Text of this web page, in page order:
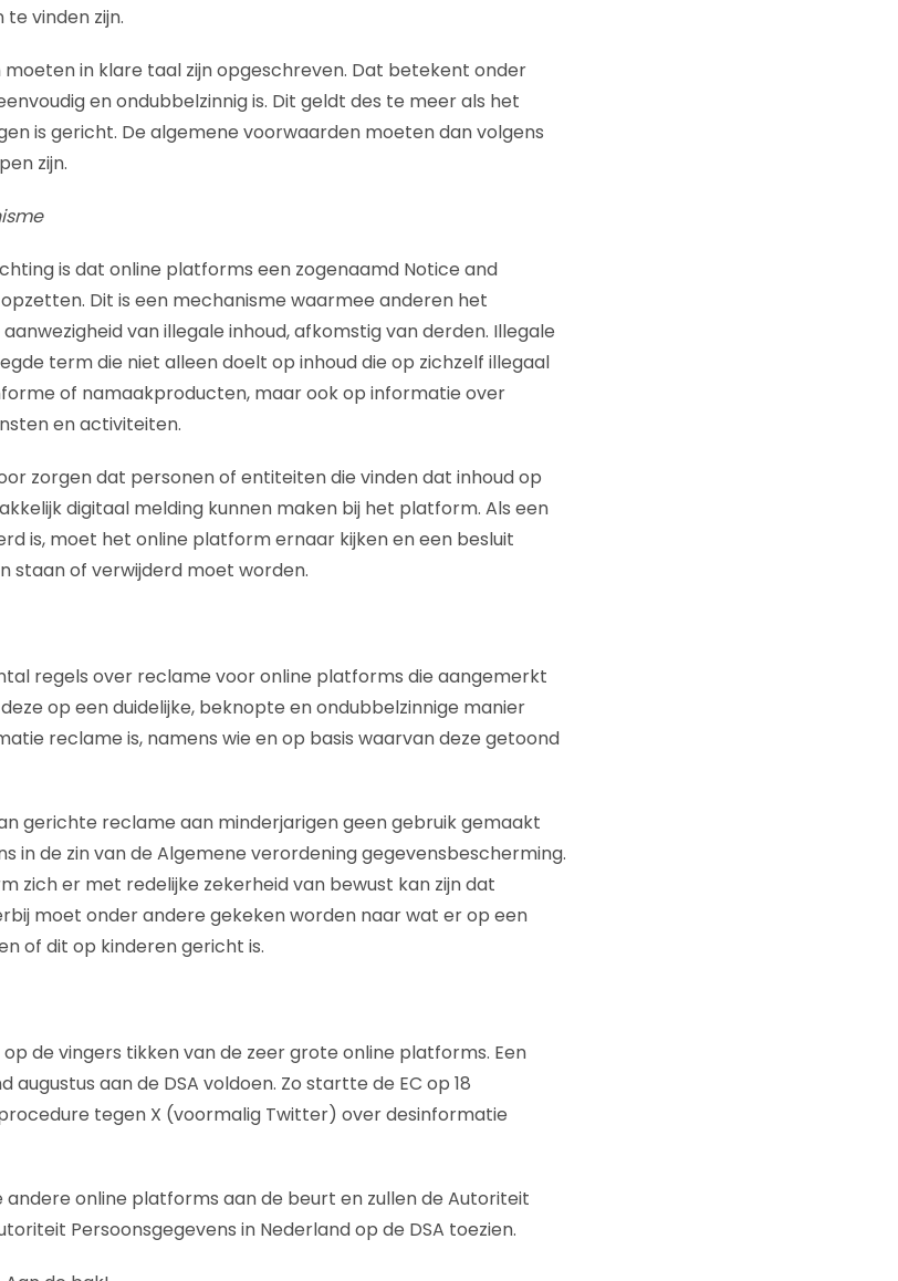
vinden zijn.
in klare taal zijn opgeschreven. Dat betekent onder
en ondubbelzinnig is. Dit geldt des te meer als het
is gericht. De algemene voorwaarden moeten dan volgens
zijn.
is dat online platforms een zogenaamd Notice and
Dit is een mechanisme waarmee anderen het
van illegale inhoud, afkomstig van derden. Illegale
term die niet alleen doelt op inhoud die op zichzelf illegaal
of namaakproducten, maar ook op informatie over
en activiteiten.
zorgen dat personen of entiteiten die vinden dat inhoud op
digitaal melding kunnen maken bij het platform. Als een
is, moet het online platform ernaar kijken en een besluit
staan of verwijderd moet worden.
regels over reclame voor online platforms die aangemerkt
op een duidelijke, beknopte en ondubbelzinnige manier
reclame is, namens wie en op basis waarvan deze getoond
gerichte reclame aan minderjarigen geen gebruik gemaakt
in de zin van de Algemene verordening gegevensbescherming.
zich er met redelijke zekerheid van bewust kan zijn dat
moet onder andere gekeken worden naar wat er op een
of dit op kinderen gericht is.
de vingers tikken van de zeer grote online platforms. Een
augustus aan de DSA voldoen. Zo startte de EC op 18
tegen X (voormalig Twitter) over desinformatie
andere online platforms aan de beurt en zullen de Autoriteit
Persoonsgegevens in Nederland op de DSA toezien.